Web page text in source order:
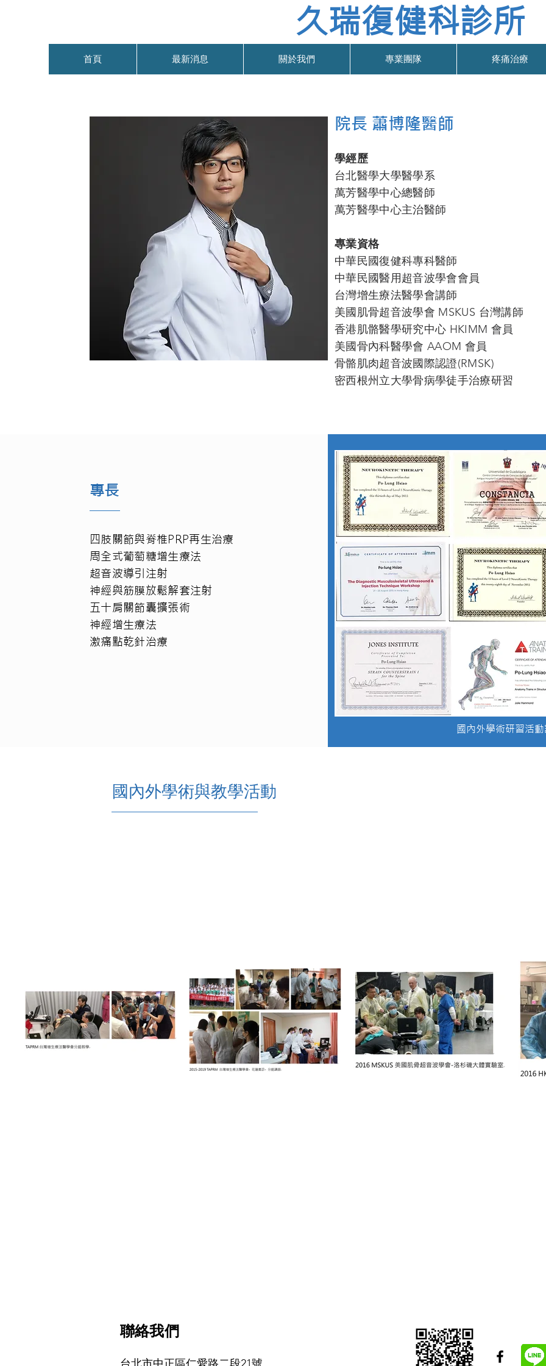
久瑞復健科診所
首頁 最新消息 關於我們 專業團隊 疼痛治療
院長 蕭博隆醫師
學經歷
台北醫學大學醫學系
萬芳醫學中心總醫師
萬芳醫學中心主治醫師
專業資格
中華民國復健科專科醫師
中華民國醫用超音波學會會員
台灣增生療法醫學會講師
美國肌骨超音波學會 MSKUS 台灣講師
香港肌骼醫學研究中心 HKIMM 會員
美國骨內科醫學會 AAOM 會員
骨骼肌肉超音波國際認證(RMSK)
密西根州立大學骨病學徒手治療研習
專長
四肢關節與脊椎PRP再生治療
周全式葡萄糖增生療法
超音波導引注射
神經與筋膜放鬆解套注射
五十肩關節囊擴張術
神經增生療法
激痛點乾針治療
國內外學術研習活
國內外學術與教學活動
​聯絡我們